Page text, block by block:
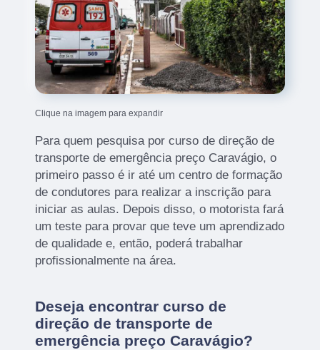
Clique na imagem para expandir
Para quem pesquisa por curso de direção de
transporte de emergência preço Caravágio, o
primeiro passo é ir até um centro de formação
de condutores para realizar a inscrição para
iniciar as aulas. Depois disso, o motorista fará
um teste para provar que teve um aprendizado
de qualidade e, então, poderá trabalhar
profissionalmente na área.
Deseja encontrar curso de
direção de transporte de
emergência preço Caravágio?